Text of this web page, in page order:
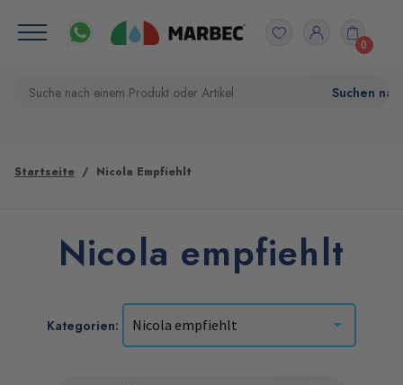
0
Startseite Nicola Empfiehlt
Nicola empfiehlt
Kategorien: